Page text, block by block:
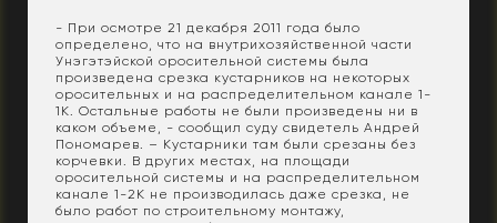
- При осмотре 21 декабря 2011 года было
определено, что на внутрихозяйственной части
Унэгэтэйской оросительной системы была
произведена срезка кустарников на некоторых
оросительных и на распределительном канале 1-
1К. Остальные работы не были произведены ни в
каком объеме, - сообщил суду свидетель Андрей
Пономарев. – Кустарники там были срезаны без
корчевки. В других местах, на площади
оросительной системы и на распределительном
канале 1-2К не производилась даже срезка, не
было работ по строительному монтажу,